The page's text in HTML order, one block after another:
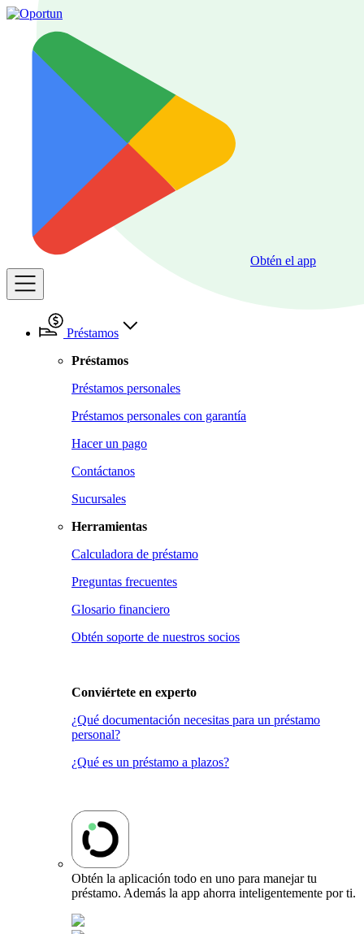
Obtén el app
Préstamos
Préstamos
Préstamos personales
Préstamos personales con garantía
Hacer un pago
Contáctanos
Sucursales
Herramientas
Calculadora de préstamo
Preguntas frecuentes
Glosario financiero
Obtén soporte de nuestros socios
Conviértete en experto
¿Qué documentación necesitas para un préstamo
personal?
¿Qué es un préstamo a plazos?
Obtén la aplicación todo en uno para manejar tu
préstamo. Además la app ahorra inteligentemente por ti.